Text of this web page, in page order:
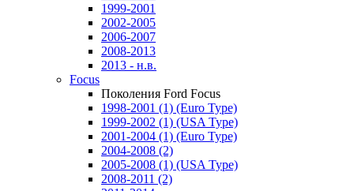
1999-2001
2002-2005
2006-2007
2008-2013
2013 - н.в.
Focus
Поколения Ford Focus
1998-2001 (1) (Euro Type)
1999-2002 (1) (USA Type)
2001-2004 (1) (Euro Type)
2004-2008 (2)
2005-2008 (1) (USA Type)
2008-2011 (2)